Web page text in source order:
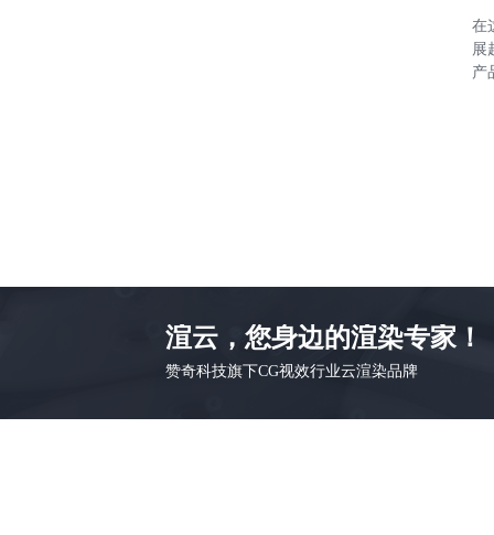
在
展
产
渲云，您身边的渲染专家！
赞奇科技旗下CG视效行业云渲染品牌